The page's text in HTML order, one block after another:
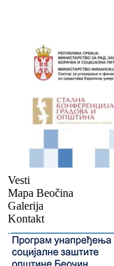
Vesti
Mapa Beočina
Galerija
Kontakt
-